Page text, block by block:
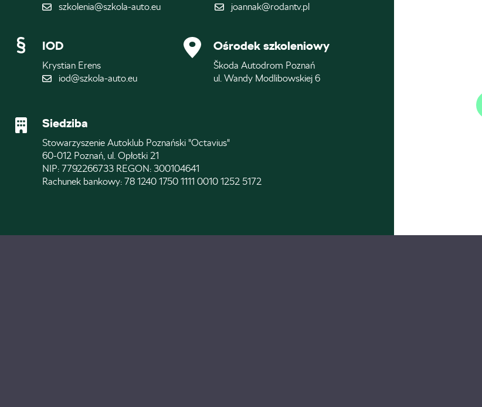
szkolenia@szkola-auto.eu
joannak@rodantv.pl
IOD
Krystian Erens
iod@szkola-auto.eu
Ośrodek szkoleniowy
Škoda Autodrom Poznań
ul. Wandy Modlibowskiej 6
Siedziba
Stowarzyszenie Autoklub Poznański "Octavius"
60-012 Poznań, ul. Opłotki 21
NIP: 7792266733 REGON: 300104641
Rachunek bankowy: 78 1240 1750 1111 0010 1252 5172